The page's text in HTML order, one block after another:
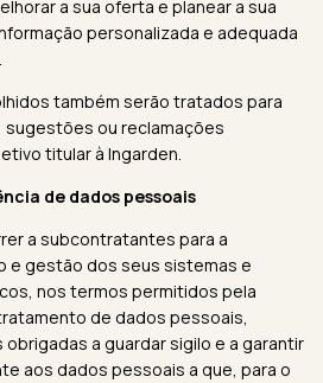
a sua oferta e planear a sua
personalizada e adequada
também serão tratados para
ou reclamações
titular à Ingarden.
de dados pessoais
a subcontratantes para a
e gestão dos seus sistemas e
nos termos permitidos pela
de dados pessoais,
a guardar sigilo e a garantir
aos dados pessoais a que, para o